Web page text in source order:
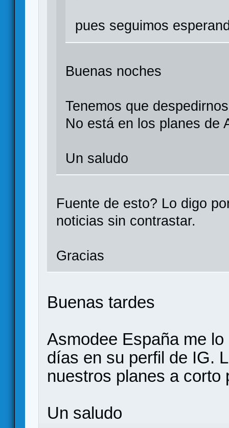
pues seguimos
Buenas noches
Tenemos que
No está en los planes de
Un saludo
Fuente de esto? Lo digo
noticias sin contrastar.
Gracias
Buenas tardes
Asmodee España me
días en su perfil de IG.
nuestros planes a corto
Un saludo